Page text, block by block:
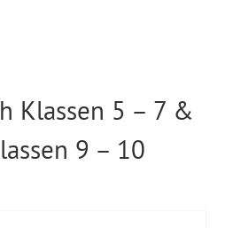
Klassen 5 – 7 &
9 – 10